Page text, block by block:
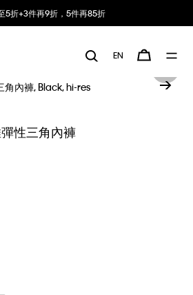
5折+3件再9折，5件再85折
EN
性三角內褲